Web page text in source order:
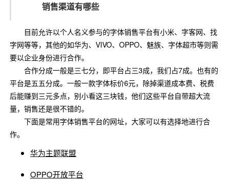
销售渠道有哪些
目前允许以个人名义参与的字体销售平台有小米、字客网、找
字网等等，其他的如华为、VIVO、OPPO、魅族、字体超市等则需
要以企业身份进行合作。
合作分成一般是三七分，即平台占三3成，我们占7成。也有的
平台是五五分成。一般一款字体标价6元，除掉渠道成本费、税费
后能赚到三元多点，别小看这三块钱，他们这些平台自带超大流
量，销售还是很不错的。
下面是常用字体销售平台的网址，大家可以有选择地进行合
作。
华为主题联盟
OPPO开放平台